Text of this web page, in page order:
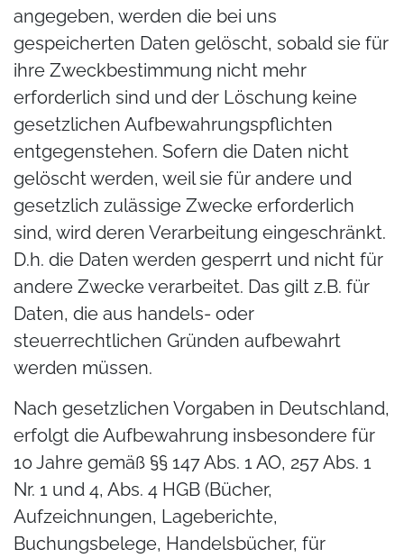
angegeben, werden die bei uns
gespeicherten Daten gelöscht, sobald sie für
ihre Zweckbestimmung nicht mehr
erforderlich sind und der Löschung keine
gesetzlichen Aufbewahrungspflichten
entgegenstehen. Sofern die Daten nicht
gelöscht werden, weil sie für andere und
gesetzlich zulässige Zwecke erforderlich
sind, wird deren Verarbeitung eingeschränkt.
D.h. die Daten werden gesperrt und nicht für
andere Zwecke verarbeitet. Das gilt z.B. für
Daten, die aus handels- oder
steuerrechtlichen Gründen aufbewahrt
werden müssen.
Nach gesetzlichen Vorgaben in Deutschland,
erfolgt die Aufbewahrung insbesondere für
10 Jahre gemäß §§ 147 Abs. 1 AO, 257 Abs. 1
Nr. 1 und 4, Abs. 4 HGB (Bücher,
Aufzeichnungen, Lageberichte,
Buchungsbelege, Handelsbücher, für